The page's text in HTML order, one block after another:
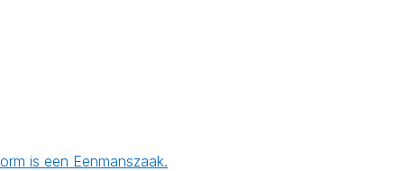
is een Eenmanszaak.